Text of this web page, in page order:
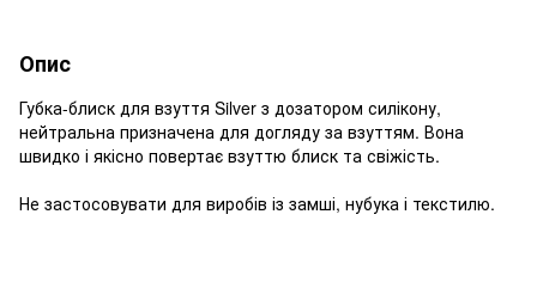
Опис
Губка-блиск для взуття Silver з дозатором силікону,
нейтральна призначена для догляду за взуттям. Вона
швидко і якісно повертає взуттю блиск та свіжість.
Не застосовувати для виробів із замші, нубука і текстилю.